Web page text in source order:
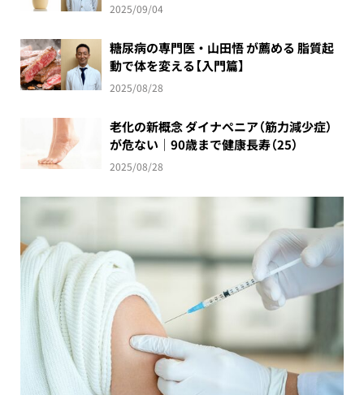
2025/09/04
糖尿病の専門医・山田悟 が薦める 脂質起
動で体を変える【入門篇】
2025/08/28
老化の新概念 ダイナぺニア（筋力減少症）
が危ない｜90歳まで健康長寿（25）
2025/08/28